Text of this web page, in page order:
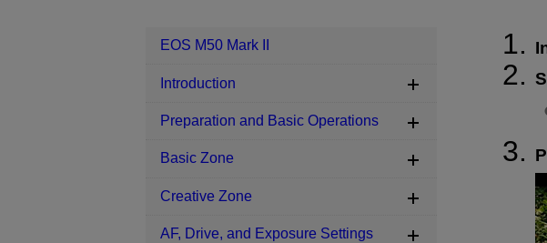
EOS M50 Mark II
Introduction
Preparation and Basic Operations
Basic Zone
Creative Zone
AF, Drive, and Exposure Settings